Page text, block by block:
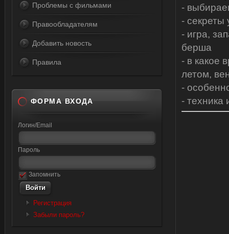
-
- секреты
- игра,
берша
- в какое
летом,
-
- техника
Проблемы с фильмами
Правообладателям
Добавить новость
Правила
ФОРМА ВХОДА
Логин/Email
Пароль
Запомнить
Регистрация
Забыли пароль?